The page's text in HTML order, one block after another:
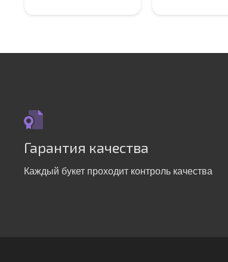
Гарантия качества
Каждый букет проходит контроль качества